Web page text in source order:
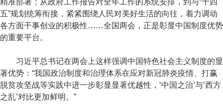
精准部署；从政府工作报告对全年工作的系统安排，到与“十四
五”规划统筹衔接，紧紧围绕人民对美好生活的向往，着力调动
各方面干事创业的积极性……全国两会，正是彰显中国制度优势
的重要平台。
习近平总书记在两会上这样强调中国特色社会主义制度的显
著优势：“我国政治制度和治理体系在应对新冠肺炎疫情、打赢
脱贫攻坚战等实践中进一步彰显显著优越性，‘中国之治’与‘西方
之乱’对比更加鲜明。”